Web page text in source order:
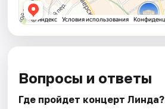
Вопросы и ответы
Где пройдет концерт Линда?